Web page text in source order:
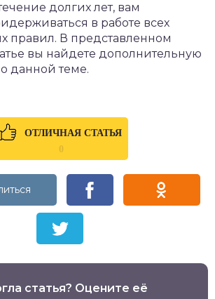
долгих лет, вам
в работе всех
правил. В представленном
вы найдете дополнительную
данной теме.
ОТЛИЧНАЯ СТАТЬЯ
0
статья? Оцените её